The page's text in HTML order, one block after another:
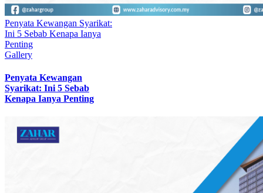
Penyata Kewangan Syarikat:
Ini 5 Sebab Kenapa Ianya
Penting
Gallery
Penyata Kewangan
Syarikat: Ini 5 Sebab
Kenapa Ianya Penting